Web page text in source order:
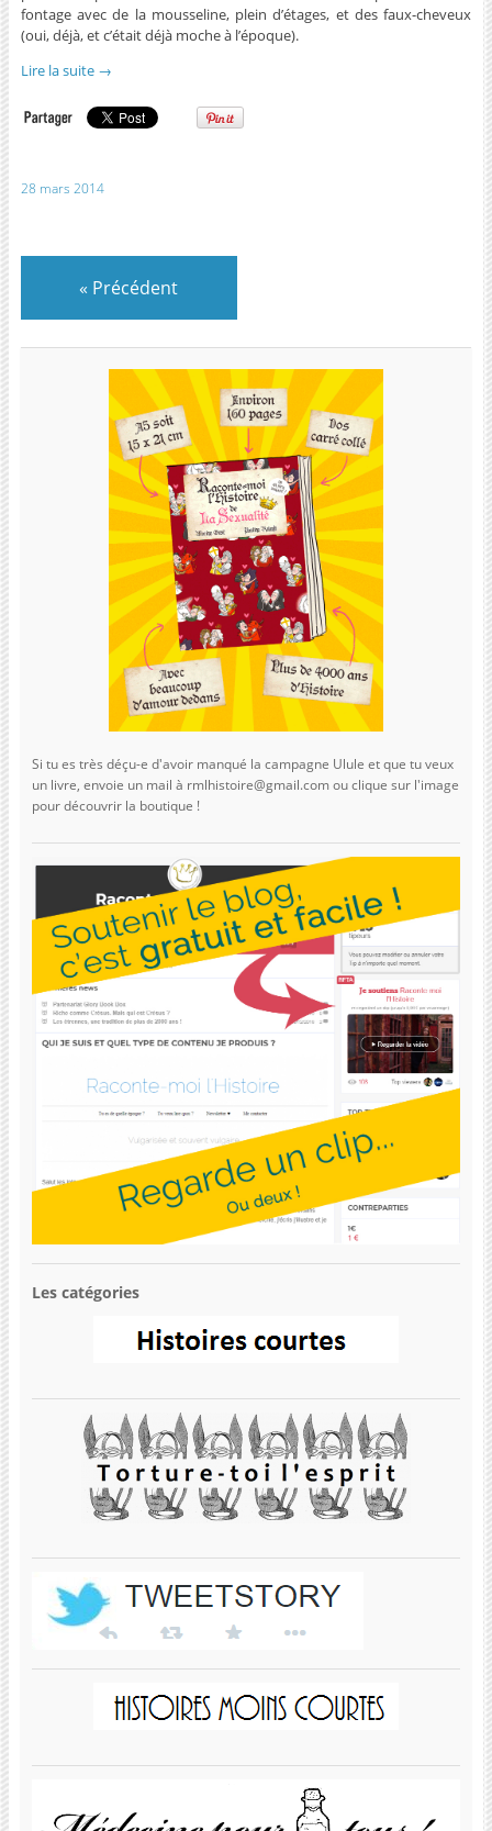
fontage avec de la mousseline, plein d’étages, et des faux-cheveux
(oui, déjà, et c’était déjà moche à l’époque).
Lire la suite →
28 mars 2014
« Précédent
Si tu es très déçu-e d'avoir manqué la campagne Ulule et que tu veux
un livre, envoie un mail à rmlhistoire@gmail.com ou clique sur l'image
pour découvrir la boutique !
Les catégories